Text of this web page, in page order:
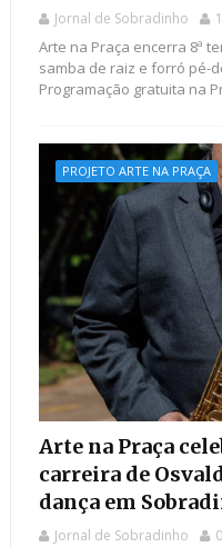
Jornal de Sobradinho
Arte na Praça encerra 8ª
samba de raiz e forró pé-
Programação gratuita na
PROJETO ARTE NA PRAÇA
Arte na Praça
carreira de
dança em
Jornal de Sobradinho